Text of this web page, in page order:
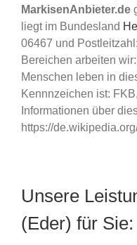
MarkisenAnbieter.de
liegt im Bundesland
06467 und
Bereichen arbeiten
Menschen leben in
Kennnzeichen ist:
Informationen über
https://
Unsere
(Eder) für Sie: